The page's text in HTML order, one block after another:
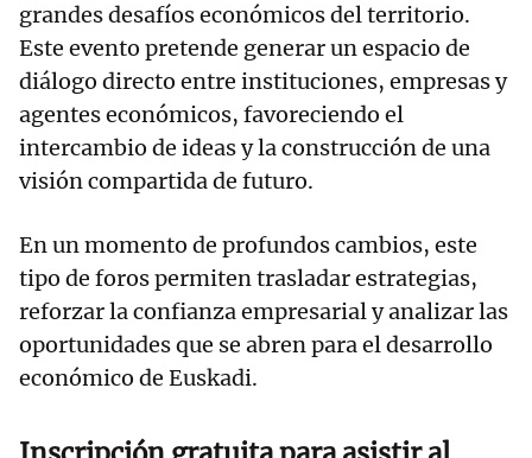
grandes desafíos económicos del territorio.
Este evento pretende generar un espacio de
diálogo directo entre instituciones, empresas y
agentes económicos, favoreciendo el
intercambio de ideas y la construcción de una
visión compartida de futuro.
En un momento de profundos cambios, este
tipo de foros permiten trasladar estrategias,
reforzar la confianza empresarial y analizar las
oportunidades que se abren para el desarrollo
económico de Euskadi.